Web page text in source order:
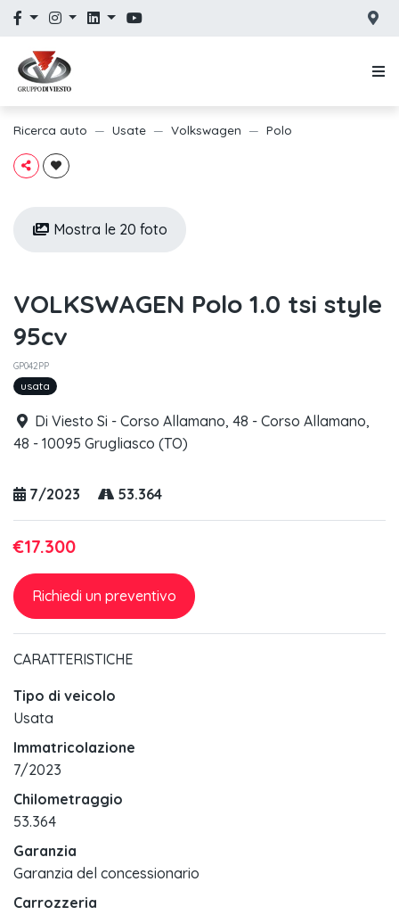
Ricerca auto Usate Volkswagen Polo
Mostra le 20 foto
VOLKSWAGEN Polo 1.0 tsi style
95cv
GP042PP
usata
Di Viesto Si - Corso Allamano, 48 - Corso Allamano,
48 - 10095 Grugliasco (TO)
7/2023 53.364
€17.300
Richiedi un preventivo
CARATTERISTICHE
Tipo di veicolo
Usata
Immatricolazione
7/2023
Chilometraggio
53.364
Garanzia
Garanzia del concessionario
Carrozzeria